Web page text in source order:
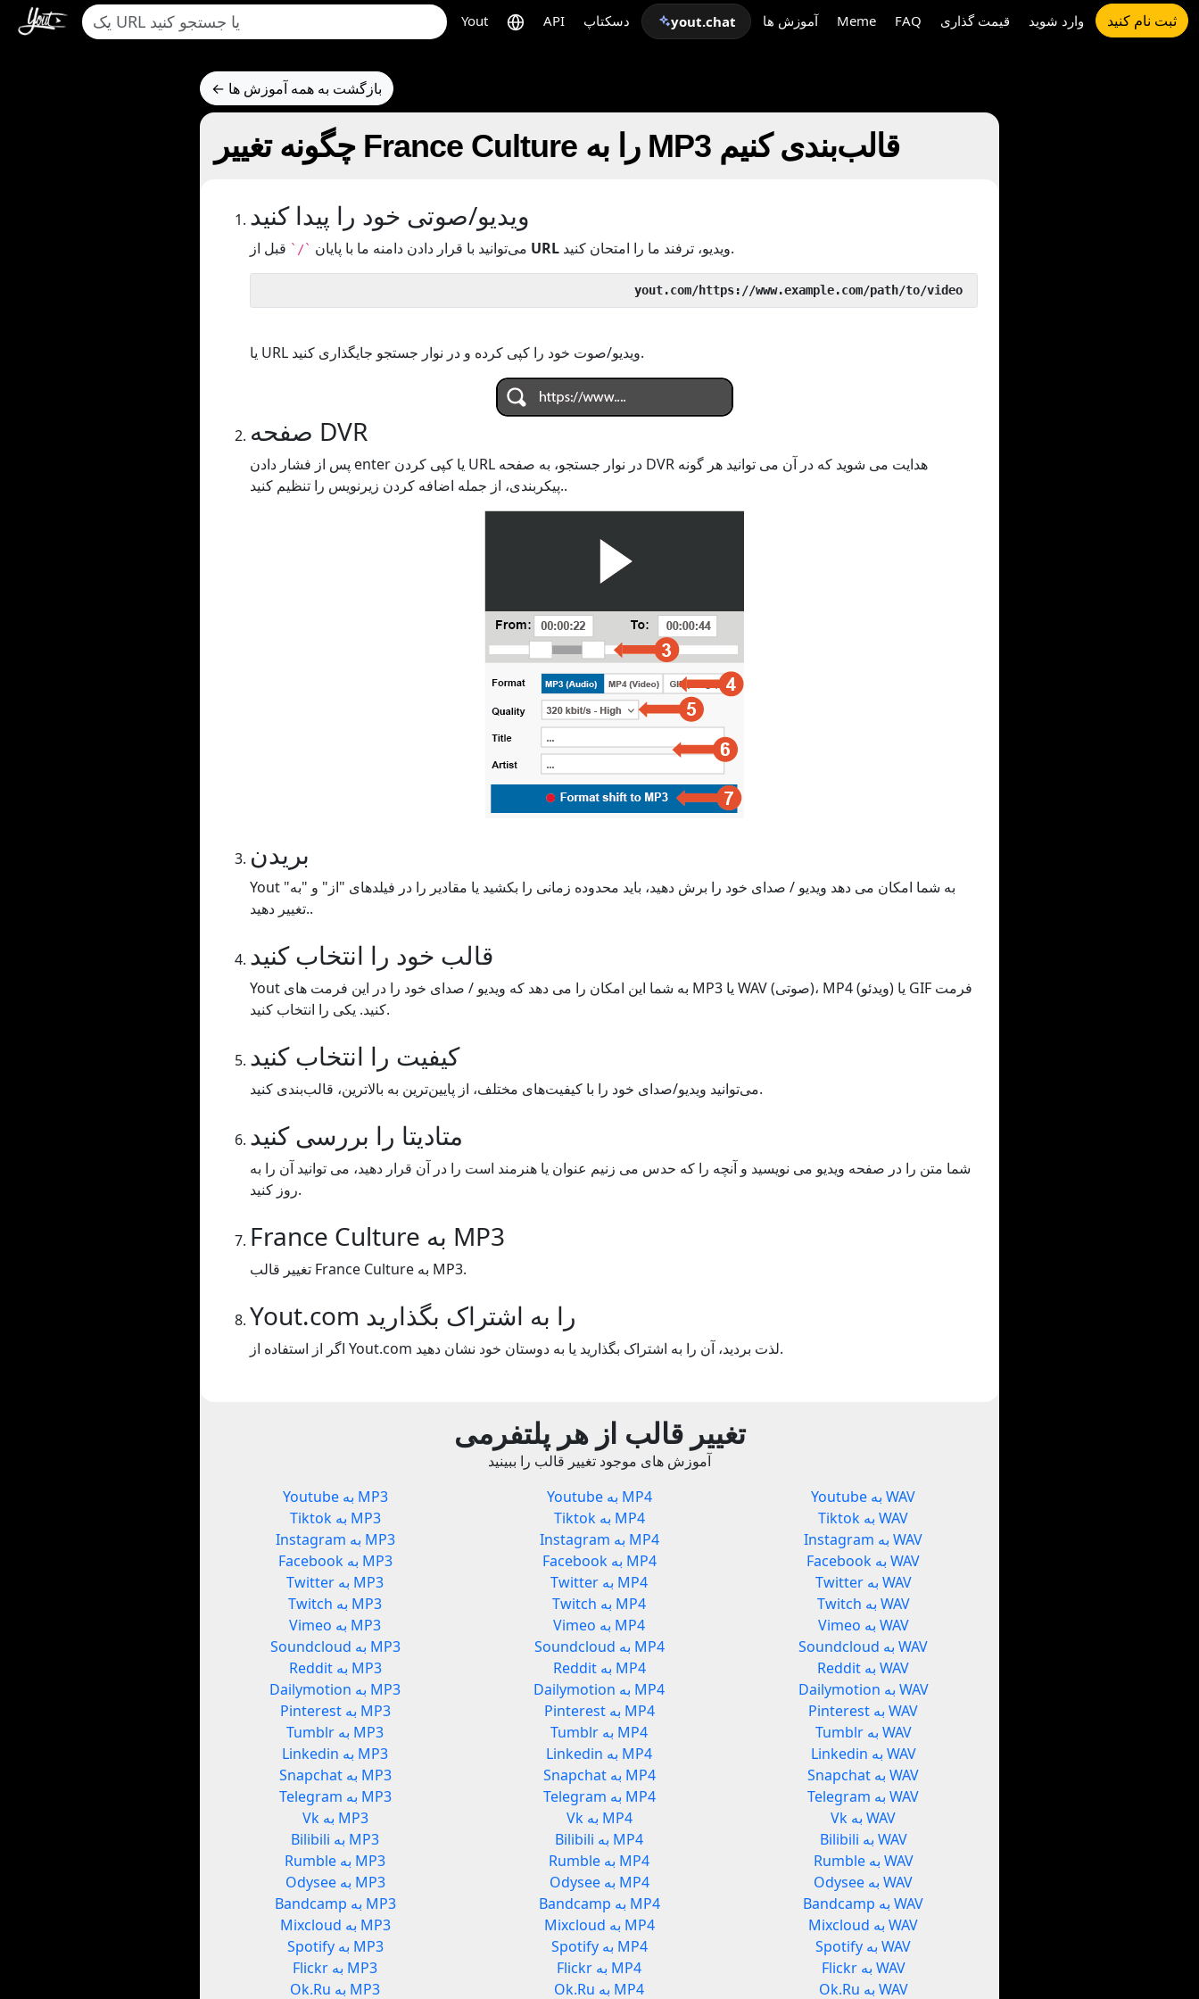
Yout API دسکتاپ yout.chat آموزش ها Meme FAQ قیمت گذاری وارد شوید ثبت نام کنید
← بازگشت به همه آموزش ها
چگونه تغییر France Culture را به MP3 قالب‌بندی کنیم
ویدیو/صوتی خود را پیدا کنید
می‌توانید با قرار دادن دامنه ما با پایان `/` URL ویدیو، ترفند ما را امتحان کنید.
یا URL ویدیو/صوت خود را کپی کرده و در نوار جستجو جایگذاری کنید.
صفحه DVR
پس از فشار دادن enter یا کپی کردن URL در نوار جستجو، به صفحه DVR هدایت می شوید که در آن می توانید هر گونه
پیکربندی، از جمله اضافه کردن زیرنویس را تنظیم کنید..
بریدن
Yout به شما امکان می دهد ویدیو / صدای خود را برش دهید، باید محدوده زمانی را بکشید یا مقادیر را در فیلدهای "از" و "به"
تغییر دهید..
قالب خود را انتخاب کنید
Yout به شما این امکان را می دهد که ویدیو / صدای خود را در این فرمت های MP3 یا WAV (صوتی)، MP4 (ویدئو) یا GIF فرمت
کنید. یکی را انتخاب کنید.
کیفیت را انتخاب کنید
می‌توانید ویدیو/صدای خود را با کیفیت‌های مختلف، از پایین‌ترین به بالاترین، قالب‌بندی کنید.
متادیتا را بررسی کنید
شما متن را در صفحه ویدیو می نویسید و آنچه را که حدس می زنیم عنوان یا هنرمند است را در آن قرار دهید، می توانید آن را به
روز کنید.
France Culture به MP3
تغییر قالب France Culture به MP3.
Yout.com را به اشتراک بگذارید
اگر از استفاده از Yout.com لذت بردید، آن را به اشتراک بگذارید یا به دوستان خود نشان دهید.
تغییر قالب از هر پلتفرمی
آموزش های موجود تغییر قالب را ببینید
Youtube به MP3
Tiktok به MP3
Instagram به MP3
Facebook به MP3
Twitter به MP3
Twitch به MP3
Vimeo به MP3
Soundcloud به MP3
Reddit به MP3
Dailymotion به MP3
Pinterest به MP3
Tumblr به MP3
Linkedin به MP3
Snapchat به MP3
Telegram به MP3
Vk به MP3
Bilibili به MP3
Rumble به MP3
Odysee به MP3
Bandcamp به MP3
Mixcloud به MP3
Spotify به MP3
Flickr به MP3
Ok.Ru به MP3
Youtube به MP4
Tiktok به MP4
Instagram به MP4
Facebook به MP4
Twitter به MP4
Twitch به MP4
Vimeo به MP4
Soundcloud به MP4
Reddit به MP4
Dailymotion به MP4
Pinterest به MP4
Tumblr به MP4
Linkedin به MP4
Snapchat به MP4
Telegram به MP4
Vk به MP4
Bilibili به MP4
Rumble به MP4
Odysee به MP4
Bandcamp به MP4
Mixcloud به MP4
Spotify به MP4
Flickr به MP4
Ok.Ru به MP4
Youtube به WAV
Tiktok به WAV
Instagram به WAV
Facebook به WAV
Twitter به WAV
Twitch به WAV
Vimeo به WAV
Soundcloud به WAV
Reddit به WAV
Dailymotion به WAV
Pinterest به WAV
Tumblr به WAV
Linkedin به WAV
Snapchat به WAV
Telegram به WAV
Vk به WAV
Bilibili به WAV
Rumble به WAV
Odysee به WAV
Bandcamp به WAV
Mixcloud به WAV
Spotify به WAV
Flickr به WAV
Ok.Ru به WAV